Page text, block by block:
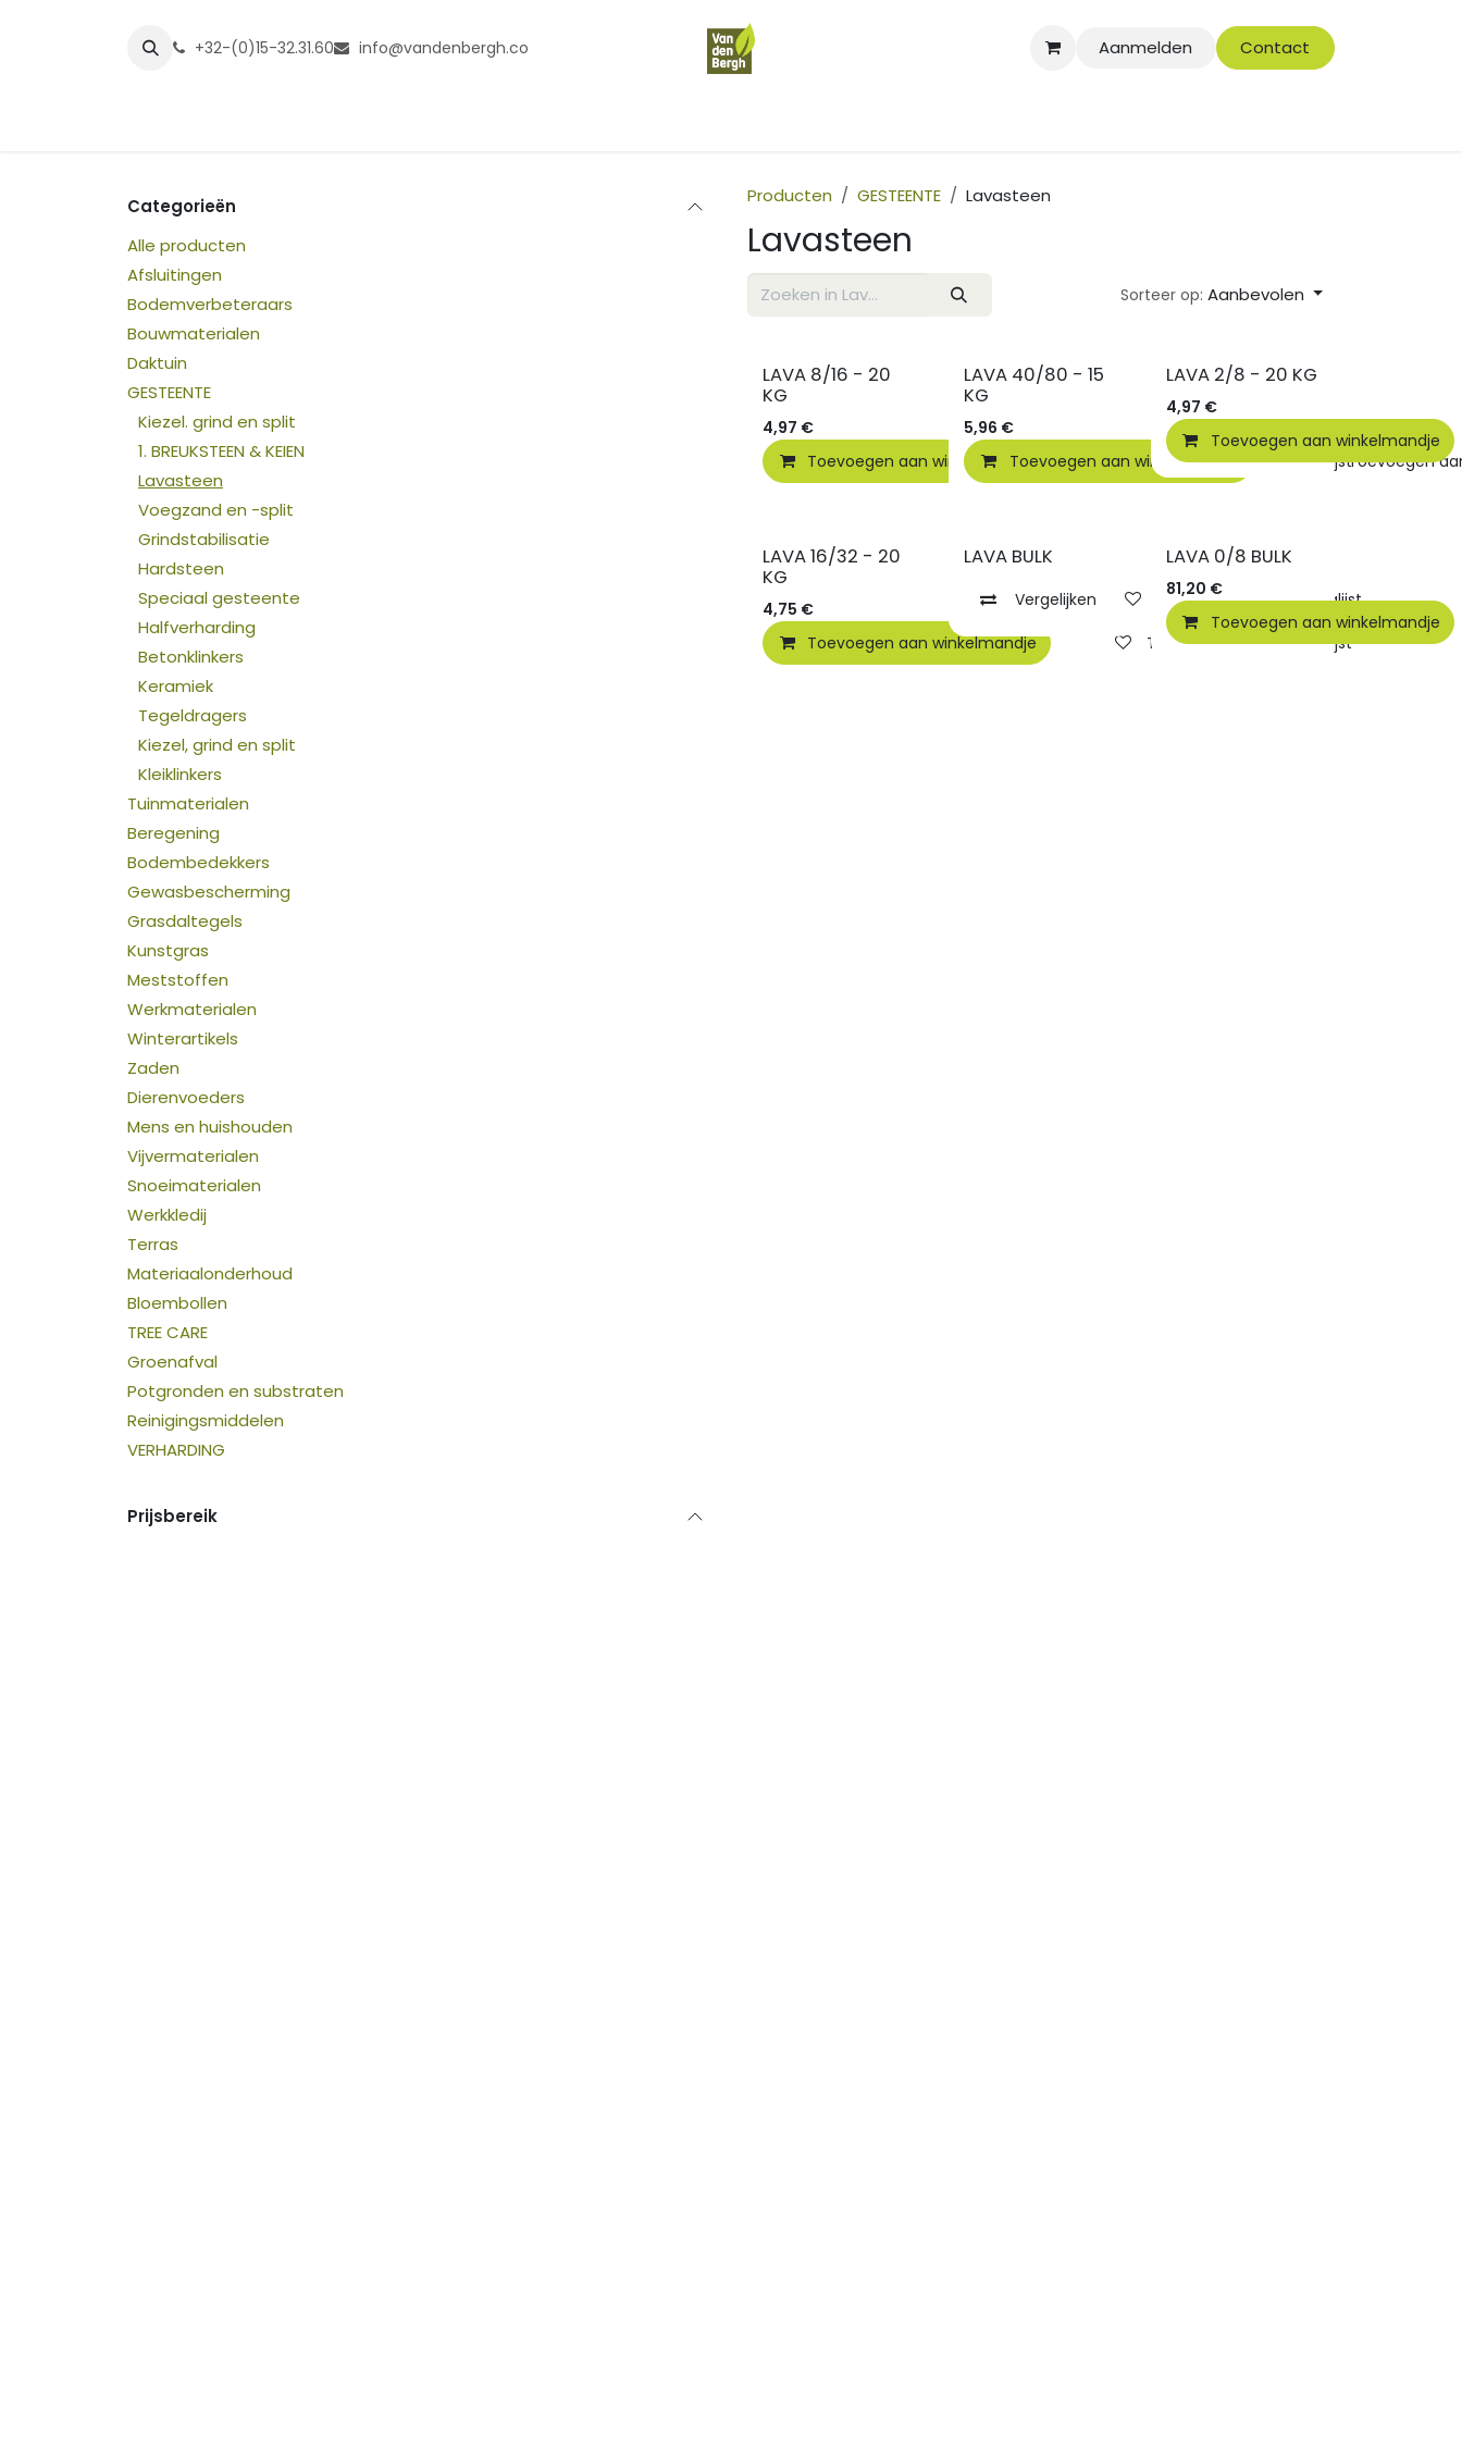
+32-(0)15-32.31.60 info@vandenbergh.co Aanmelden Contact
Categorieën
Alle producten
Afsluitingen
Bodemverbeteraars
Bouwmaterialen
Daktuin
GESTEENTE
Kiezel. grind en split
1. BREUKSTEEN & KEIEN
Lavasteen
Voegzand en -split
Grindstabilisatie
Hardsteen
Speciaal gesteente
Halfverharding
Betonklinkers
Keramiek
Tegeldragers
Kiezel, grind en split
Kleiklinkers
Tuinmaterialen
Beregening
Bodembedekkers
Gewasbescherming
Grasdaltegels
Kunstgras
Meststoffen
Werkmaterialen
Winterartikels
Zaden
Dierenvoeders
Mens en huishouden
Vijvermaterialen
Snoeimaterialen
Werkkledij
Terras
Materiaalonderhoud
Bloembollen
TREE CARE
Groenafval
Potgronden en substraten
Reinigingsmiddelen
VERHARDING
Prijsbereik
Producten GESTEENTE Lavasteen
Lavasteen
Sorteer op: Aanbevolen
LAVA 8/16 - 20
KG
4,97 €
Toevoegen aan winkelmandje
Toevoegen aan verlanglijst
LAVA 40/80 - 15
KG
5,96 €
Toevoegen aan winkelmandje
Toevoegen
LAVA 2/8 - 20 KG
4,97 €
Toevoegen aan winkelmandje
LAVA 16/32 - 20
KG
4,75 €
Toevoegen aan winkelmandje
Toevoegen aan verlanglijst
LAVA BULK
Vergelijken Toevoegen aan verlanglijst
LAVA 0/8 BULK
81,20 €
Toevoegen aan winkelmandje